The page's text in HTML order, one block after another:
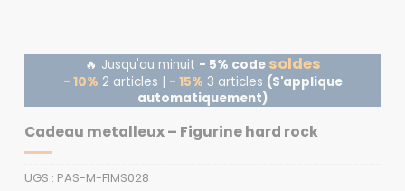
🔥 Jusqu'au minuit - 5% code soldes
- 10% 2 articles | - 15% 3 articles (S'applique
automatiquement)
Cadeau metalleux – Figurine hard rock
UGS : PAS-M-FIMS028